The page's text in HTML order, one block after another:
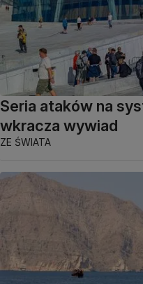
Seria ataków na
wkracza wywiad
ZE ŚWIATA